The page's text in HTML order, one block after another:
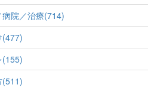
病院／治療(714)
(477)
(155)
(511)